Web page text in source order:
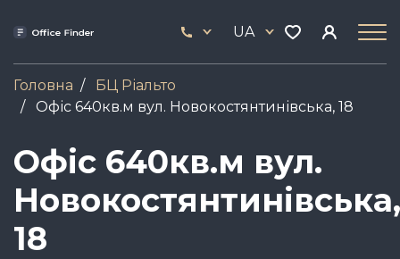
17
UA
Головна
БЦ Ріальто
Офіс 640кв.м вул. Новокостянтинівська, 18
Офіс 640кв.м вул.
Новокостянтинівська,
18